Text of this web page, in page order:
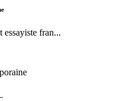
fran...